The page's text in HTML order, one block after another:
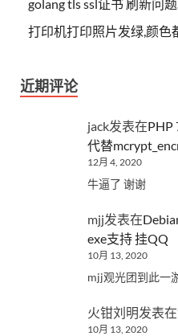
golang tls ssl证书 刷新问题
打印机打印照片发绿,颜色
近期评论
jack发表在PHP
代替
12月 4, 2020
牛逼了 谢谢
mjj发表在
exe支持 挂QQ
10月 13, 2020
mjj观光团到此一
火钳刘明发表在
10月 13, 2020